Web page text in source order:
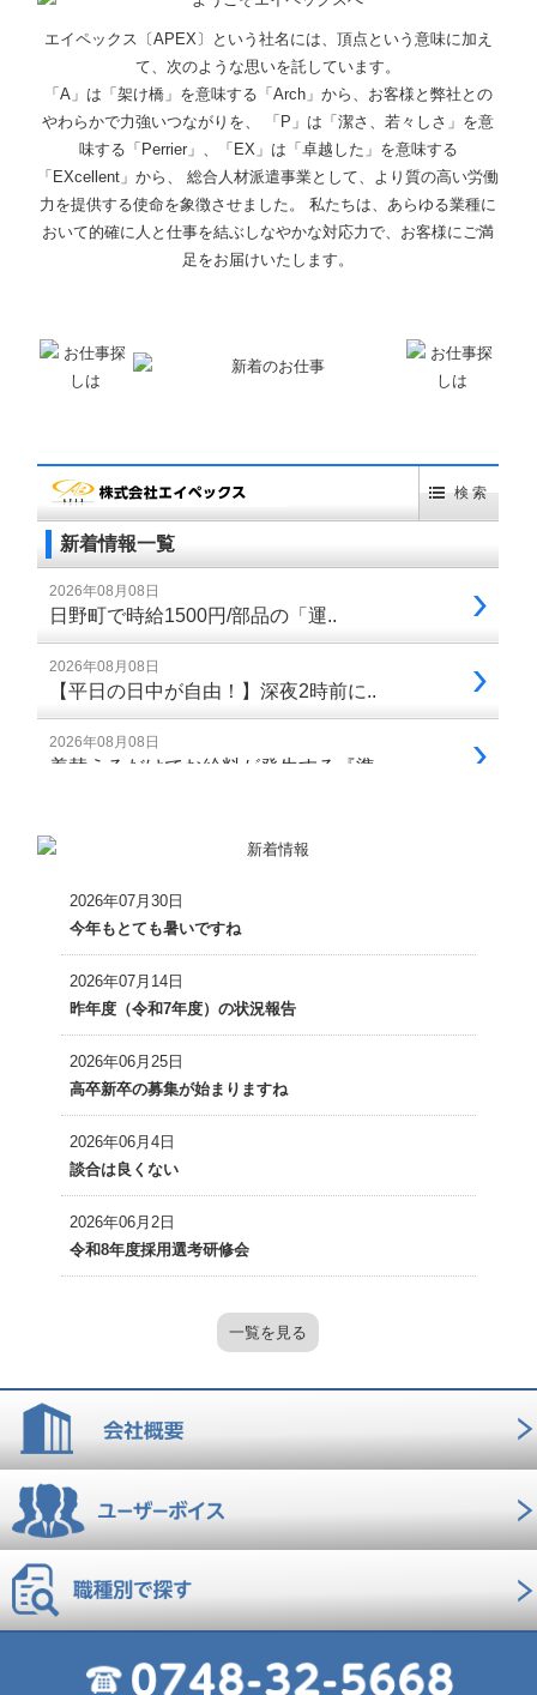
エイペックス〔APEX〕という社名には、頂点という意味に加え
て、次のような思いを託しています。
「A」は「架け橋」を意味する「Arch」から、お客様と弊社との
やわらかで力強いつながりを、 「P」は「潔さ、若々しさ」を意
味する「Perrier」、「EX」は「卓越した」を意味する
「EXcellent」から、 総合人材派遣事業として、より質の高い労働
力を提供する使命を象徴させました。 私たちは、あらゆる業種に
おいて的確に人と仕事を結ぶしなやかな対応力で、お客様にご満
足をお届けいたします。
2026年07月30日
今年もとても暑いですね
2026年07月14日
昨年度（令和7年度）の状況報告
2026年06月25日
高卒新卒の募集が始まりますね
2026年06月4日
談合は良くない
2026年06月2日
令和8年度採用選考研修会
一覧を見る